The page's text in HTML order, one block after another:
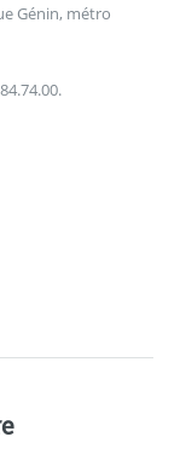
Génin, métro